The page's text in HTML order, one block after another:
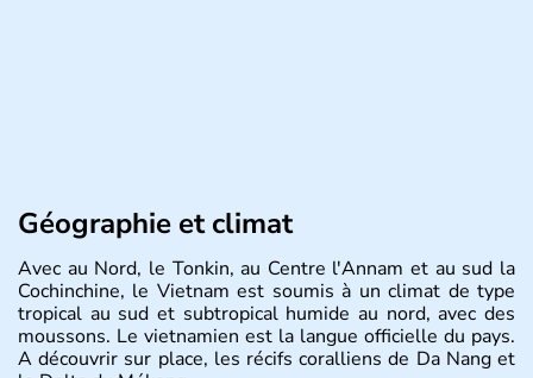
Géographie et climat
Avec au Nord, le Tonkin, au Centre l'Annam et au sud la
Cochinchine, le Vietnam est soumis à un climat de type
tropical au sud et subtropical humide au nord, avec des
moussons. Le vietnamien est la langue officielle du pays.
A découvrir sur place, les récifs coralliens de Da Nang et